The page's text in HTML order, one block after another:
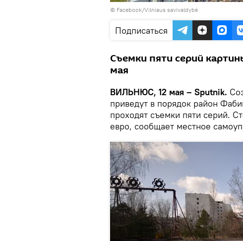
© Facebook/Vilniaus savivaldybė
Подписаться
Съемки пяти серий
мая
ВИЛЬНЮС, 12 мая – Sputnik.
приведут в порядок район
проходят съемки пяти серий.
евро, сообщает местное